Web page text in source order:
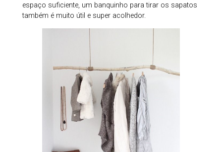
espaço suficiente, um banquinho para tirar os sapatos
também é muito útil e super acolhedor.